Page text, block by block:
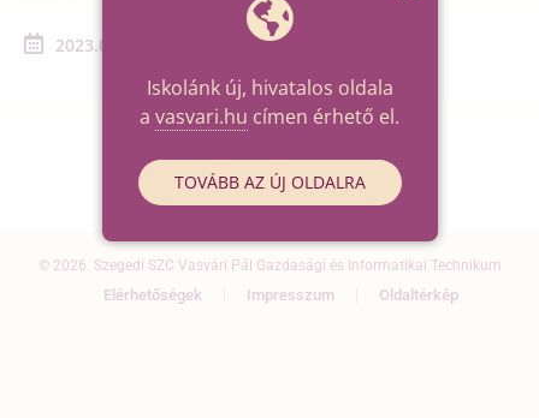
2023.04.28. - 2023.04.28.
© 2026. Szegedi SZC Vasvári Pál Gazdasági és Informatikai Technikum
Elérhetőségek Impresszum Oldaltérkép
Iskolánk új, hivatalos oldala
a vasvari.hu címen érhető el.
TOVÁBB AZ ÚJ OLDALRA